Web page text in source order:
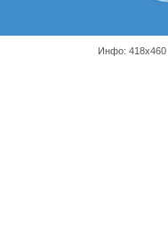
Инфо: